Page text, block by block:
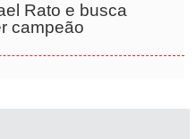
Rato e busca
campeão